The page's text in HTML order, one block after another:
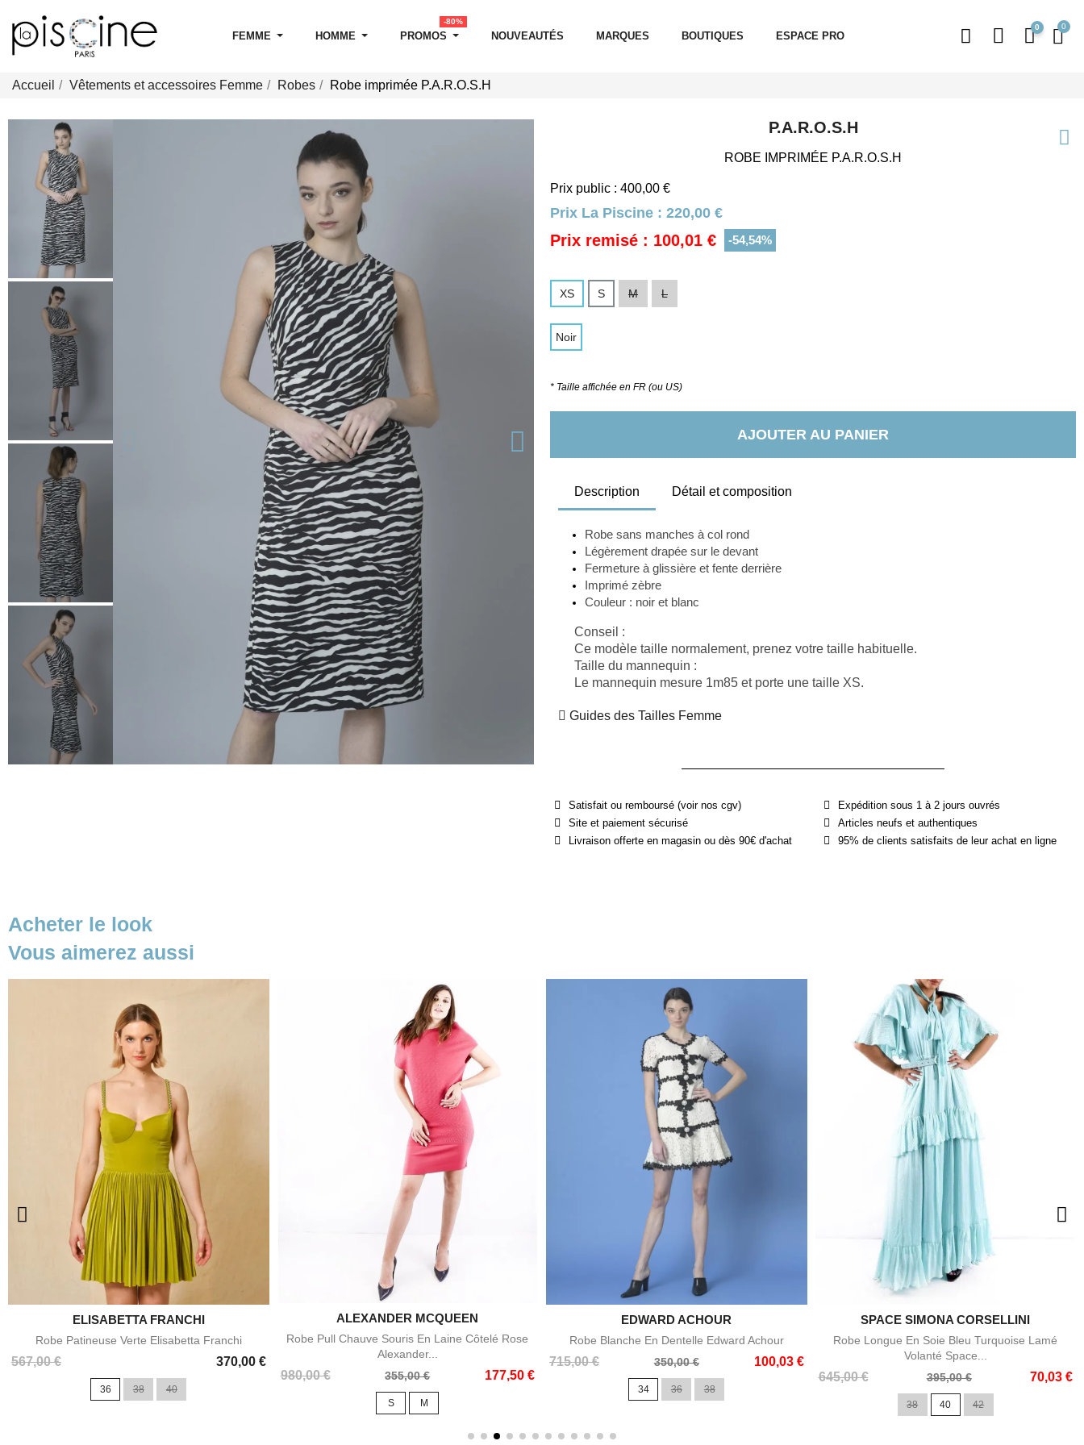
FEMME HOMME PROMOS
-80%
NOUVEAUTÉS MARQUES BOUTIQUES ESPACE PRO
0
Accueil Vêtements et accessoires Femme Robes Robe imprimée P.A.R.O.S.H
P.A.R.O.S.H
ROBE IMPRIMÉE P.A.R.O.S.H
Prix public : 400,00 €
Prix La Piscine : 220,00 €
Prix remisé : 100,01 € -54,54%
XS S M L
Noir
* Taille affichée en FR (ou US)
AJOUTER AU PANIER
Description Détail et composition
Robe sans manches à col rond
Légèrement drapée sur le devant
Fermeture à glissière et fente derrière
Imprimé zèbre
Couleur : noir et blanc
Conseil :
Ce modèle taille normalement, prenez votre taille habituelle.
Taille du mannequin :
Le mannequin mesure 1m85 et porte une taille XS.
Guides des Tailles Femme
Satisfait ou remboursé (voir nos cgv)
Site et paiement sécurisé
Livraison offerte en magasin ou dès 90€ d'achat
Expédition sous 1 à 2 jours ouvrés
Articles neufs et authentiques
95% de clients satisfaits de leur achat en ligne
Acheter le look
Vous aimerez aussi
Aperçu rapide
ELISABETTA FRANCHI
Robe Patineuse Verte Elisabetta Franchi
567,00 € 370,00 €
Prix
36 38 40
Aperçu rapide
ALEXANDER MCQUEEN
Robe Pull Chauve Souris En Laine Côtelé Rose
Alexander...
980,00 €
Prix
355,00 € 177,50 €
Prix
S M
Aperçu rapide
EDWARD ACHOUR
Robe Blanche En Dentelle Edward Achour
715,00 €
Prix
350,00 € 100,03 €
Prix
34 36 38
Aperçu rapide
SPACE SIMONA CORSELLINI
Robe Longue En Soie Bleu Turquoise Lamé
Volanté Space...
645,00 €
Prix
395,00 € 70,03 €
Prix
38 40 42